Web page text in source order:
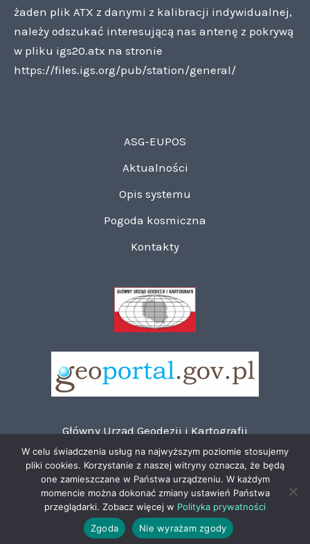
żaden plik ATX z danymi z kalibracji indywidualnej,
należy odszukać interesującą nas antenę z pokrywą
w pliku igs20.atx na stronie
https://files.igs.org/pub/station/general/
ASG-EUPOS
Aktualności
Opis systemu
Pogoda kosmiczna
Kontakty
Główny Urząd Geodezji i Kartografii
Polityka prywatności
RODO - wypełnienie obowiązku informacyjnego
Deklaracja dostępności
Mapa strony
W celu świadczenia usług na najwyższym poziomie stosujemy
pliki cookies. Korzystanie z naszej witryny oznacza, że będą
one zamieszczane w Państwa urządzeniu. W każdym
momencie można dokonać zmiany ustawień Państwa
przeglądarki. Zobacz więcej w Polityka prywatności
Zgoda
Nie wyrażam zgody